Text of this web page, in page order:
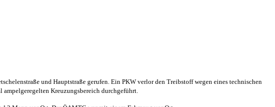
und Hauptstraße gerufen. Ein PKW verlor den Treibstoff wegen eines technischen
Kreuzungsbereich durchgeführt.